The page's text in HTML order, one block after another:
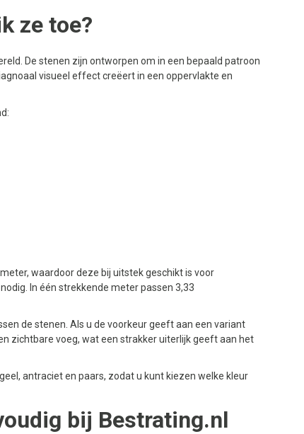
ze toe?
De stenen zijn ontworpen om in een bepaald patroon
visueel effect creëert in een oppervlakte en
waardoor deze bij uitstek geschikt is voor
In één strekkende meter passen 3,33
de stenen. Als u de voorkeur geeft aan een variant
zichtbare voeg, wat een strakker uiterlijk geeft aan het
antraciet en paars, zodat u kunt kiezen welke kleur
bij Bestrating.nl